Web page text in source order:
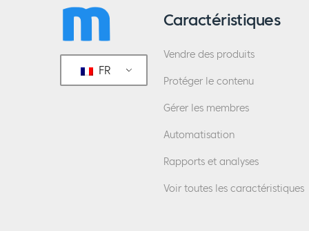
FR
Caractéristiques
Vendre des produits
Protéger le contenu
Gérer les membres
Automatisation
Rapports et analyses
Voir toutes les caractéristiques